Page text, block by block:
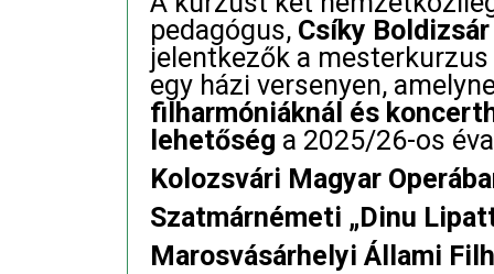
pedagógus, Csíky Boldizsár
jelentkezők a
egy házi versenyen,
filharmóniáknál és
lehetőség a 2025/26-os
Kolozsvári Magyar
Szatmárnémeti „Dinu
Marosvásárhelyi Állami